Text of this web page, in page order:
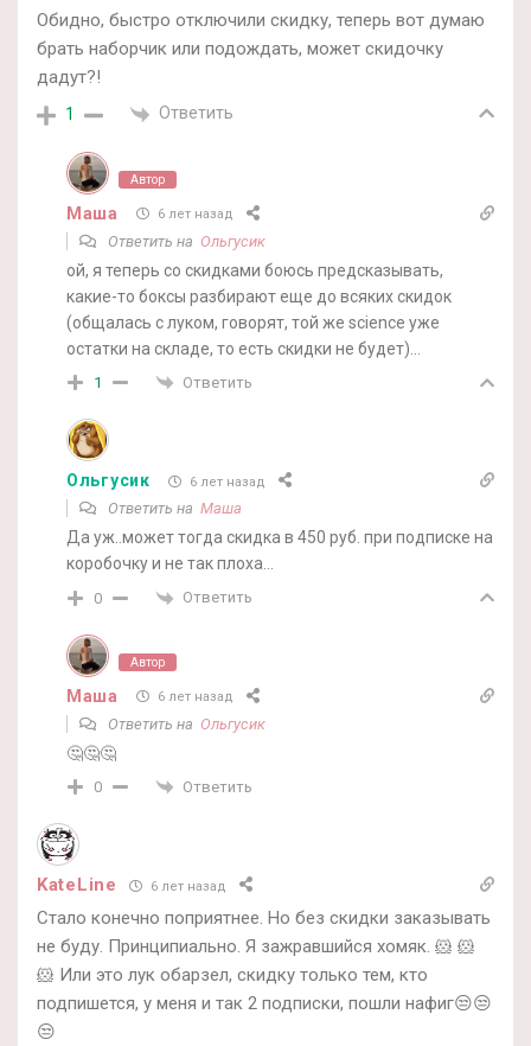
Обидно, быстро отключили скидку, теперь вот думаю
брать наборчик или подождать, может скидочку
дадут?!
1 Ответить
Автор
Маша 6 лет назад
Ответить на Ольгусик
ой, я теперь со скидками боюсь предсказывать,
какие-то боксы разбирают еще до всяких скидок
(общалась с луком, говорят, той же science уже
остатки на складе, то есть скидки не будет)…
1 Ответить
Ольгусик 6 лет назад
Ответить на Маша
Да уж..может тогда скидка в 450 руб. при подписке на
коробочку и не так плоха…
0 Ответить
Автор
Маша 6 лет назад
Ответить на Ольгусик
🤔🤔🤔
0 Ответить
KateLine 6 лет назад
Стало конечно поприятнее. Но без скидки заказывать
не буду. Принципиально. Я зажравшийся хомяк. 🐹 🐹
🐹 Или это лук обарзел, скидку только тем, кто
подпишется, у меня и так 2 подписки, пошли нафиг😒😒
😒